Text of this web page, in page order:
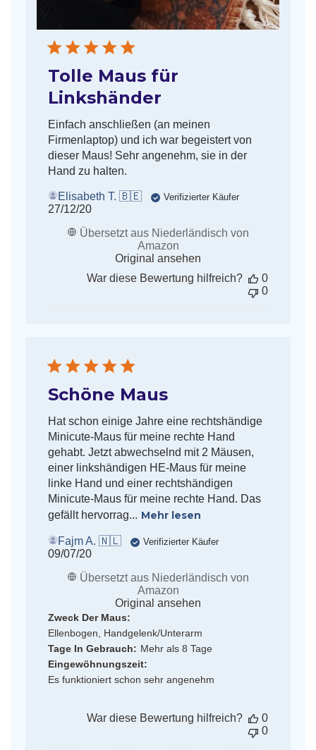
Tolle Maus für
Linkshänder
Einfach anschließen (an meinen
Firmenlaptop) und ich war begeistert von
dieser Maus! Sehr angenehm, sie in der
Hand zu halten.
Elisabeth T. 🇧🇪 Verifizierter Käufer
Veröffentlichungsdatum
27/12/20
Übersetzt aus Niederländisch von
Amazon
Original ansehen
War diese Bewertung hilfreich?
0
0
Schöne Maus
Hat schon einige Jahre eine rechtshändige
Minicute-Maus für meine rechte Hand
gehabt. Jetzt abwechselnd mit 2 Mäusen,
einer linkshändigen HE-Maus für meine
linke Hand und einer rechtshändigen
Minicute-Maus für meine rechte Hand. Das
gefällt hervorrag... Mehr lesen
Fajm A. 🇳🇱 Verifizierter Käufer
Veröffentlichungsdatum
09/07/20
Übersetzt aus Niederländisch von
Amazon
Original ansehen
Zweck Der Maus:
Ellenbogen, Handgelenk/Unterarm
Tage In Gebrauch: Mehr als 8 Tage
Eingewöhnungszeit:
Es funktioniert schon sehr angenehm
War diese Bewertung hilfreich?
0
0